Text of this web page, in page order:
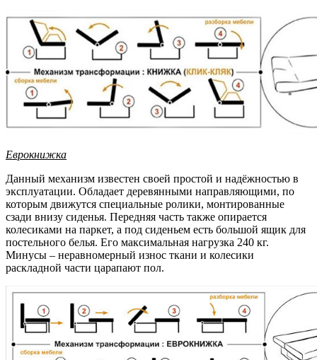
Еврокнижка
Данный механизм известен своей простой и надёжностью в
эксплуатации. Обладает деревянными направляющими, по
которым движутся специальные ролики, монтированные
сзади внизу сиденья. Передняя часть также опирается
колесиками на паркет, а под сиденьем есть большой ящик для
постельного белья. Его максимальная нагрузка 240 кг.
Минусы – неравномерный износ ткани и колесики
раскладной части царапают пол.